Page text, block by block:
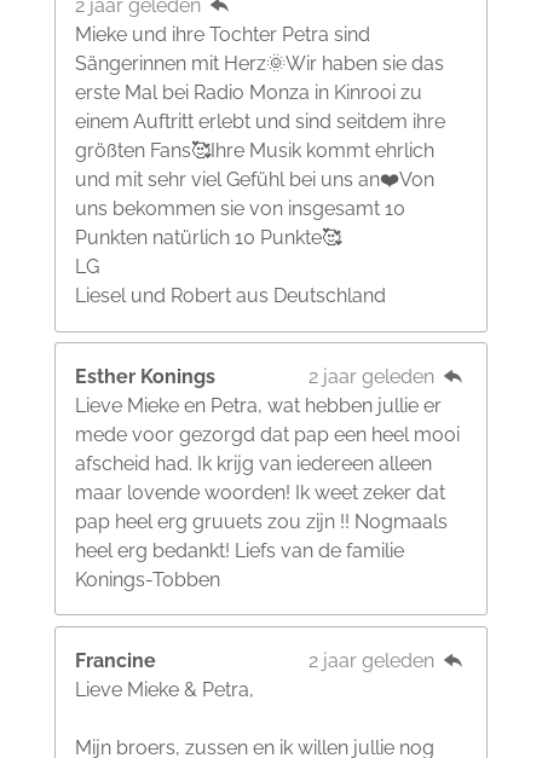
2 jaar geleden
Mieke und ihre Tochter Petra sind
Sängerinnen mit Herz🌞Wir haben sie das
erste Mal bei Radio Monza in Kinrooi zu
einem Auftritt erlebt und sind seitdem ihre
größten Fans🥰Ihre Musik kommt ehrlich
und mit sehr viel Gefühl bei uns an❤️Von
uns bekommen sie von insgesamt 10
Punkten natürlich 10 Punkte🥰
LG
Liesel und Robert aus Deutschland
Esther Konings
2 jaar geleden
Lieve Mieke en Petra, wat hebben jullie er
mede voor gezorgd dat pap een heel mooi
afscheid had. Ik krijg van iedereen alleen
maar lovende woorden! Ik weet zeker dat
pap heel erg gruuets zou zijn !! Nogmaals
heel erg bedankt! Liefs van de familie
Konings-Tobben
Francine
2 jaar geleden
Lieve Mieke & Petra,
Mijn broers, zussen en ik willen jullie nog